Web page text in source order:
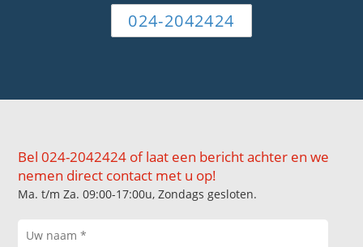
024-2042424
Bel 024-2042424 of laat een bericht achter en we
nemen direct contact met u op!
Ma. t/m Za. 09:00-17:00u, Zondags gesloten.